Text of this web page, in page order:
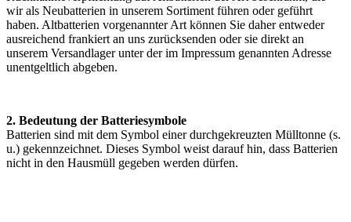
wir als Neubatterien in unserem Sortiment führen oder geführt
haben. Altbatterien vorgenannter Art können Sie daher entweder
ausreichend frankiert an uns zurücksenden oder sie direkt an
unserem Versandlager unter der im Impressum genannten Adresse
unentgeltlich abgeben.
2. Bedeutung der Batteriesymbole
Batterien sind mit dem Symbol einer durchgekreuzten Mülltonne (s.
u.) gekennzeichnet. Dieses Symbol weist darauf hin, dass Batterien
nicht in den Hausmüll gegeben werden dürfen.